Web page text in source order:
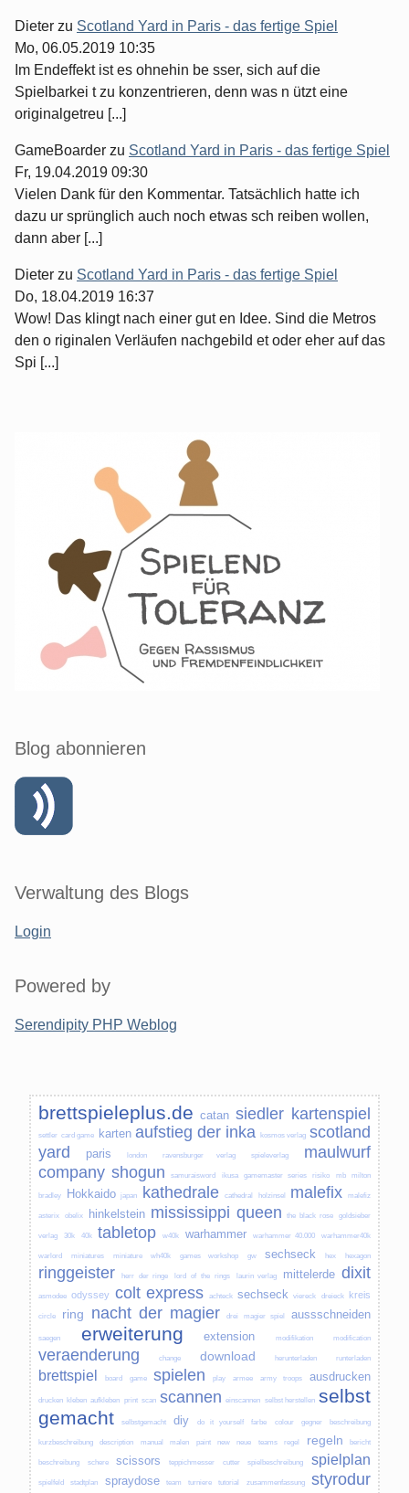
Dieter zu Scotland Yard in Paris - das fertige Spiel
Mo, 06.05.2019 10:35
Im Endeffekt ist es ohnehin be sser, sich auf die
Spielbarkei t zu konzentrieren, denn was n ützt eine
originalgetreu [...]
GameBoarder zu Scotland Yard in Paris - das fertige Spiel
Fr, 19.04.2019 09:30
Vielen Dank für den Kommentar. Tatsächlich hatte ich
dazu ur sprünglich auch noch etwas sch reiben wollen,
dann aber [...]
Dieter zu Scotland Yard in Paris - das fertige Spiel
Do, 18.04.2019 16:37
Wow! Das klingt nach einer gut en Idee. Sind die Metros
den o riginalen Verläufen nachgebild et oder eher auf das
Spi [...]
Blog abonnieren
Verwaltung des Blogs
Login
Powered by
Serendipity PHP Weblog
brettspieleplus.de catan siedler kartenspiel
settler card game karten aufstieg der inka kosmos verlag scotland
yard
paris london ravensburger verlag spieleverlag
maulwurf
company shogun samuraisword ikusa gamemaster series risiko mb milton
bradley Hokkaido japan kathedrale cathedral holzinsel malefix malefiz
asterix obelix hinkelstein mississippi queen the black rose goldsieber
verlag 30k 40k tabletop w40k warhammer warhammer 40.000 warhammer40k
warlord miniatures miniature wh40k games workshop gw sechseck hex hexagon
ringgeister herr der ringe lord of the rings laurin verlag mittelerde dixit
asmodee odyssey colt express achteck sechseck viereck dreieck kreis
circle ring nacht der magier drei magier spiel aussschneiden
saegen erweiterung extension modifikation modification
veraenderung change download herunterladen runterladen
brettspiel board game spielen play armee army troops ausdrucken
drucken kleben aufkleben print scan scannen einscannen selbst herstellen selbst
gemacht
selbstgemacht diy do it yourself farbe colour gegner beschreibung
kurzbeschreibung description manual malen paint new neue teams regel regeln bericht
beschreibung schere scissors teppichmesser cutter spielbeschreibung spielplan
spielfeld stadtplan spraydose team turniere tutorial zusammenfassung styrodur